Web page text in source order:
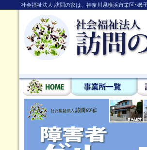
社会福祉法人 訪問の家は、神奈川県横浜市栄区･磯